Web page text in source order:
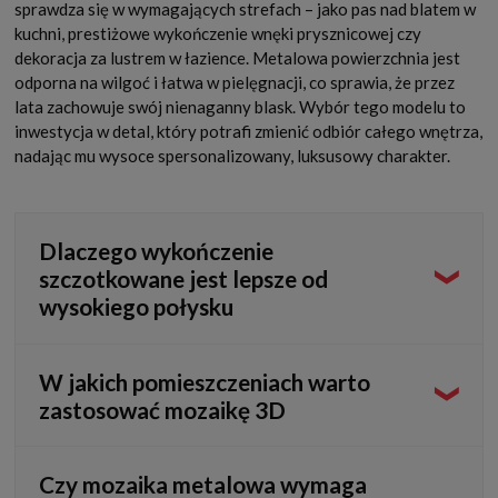
sprawdza się w wymagających strefach – jako pas nad blatem w
kuchni, prestiżowe wykończenie wnęki prysznicowej czy
dekoracja za lustrem w łazience. Metalowa powierzchnia jest
odporna na wilgoć i łatwa w pielęgnacji, co sprawia, że przez
lata zachowuje swój nienaganny blask. Wybór tego modelu to
inwestycja w detal, który potrafi zmienić odbiór całego wnętrza,
nadając mu wysoce spersonalizowany, luksusowy charakter.
Dlaczego wykończenie
szczotkowane jest lepsze od
wysokiego połysku
satynowy połysk, który wygląda niezwykle elegancko i jest
mniej podatny na widoczne ślady palców czy drobne
odblasków.
W jakich pomieszczeniach warto
zastosować mozaikę 3D
Czy mozaika metalowa wymaga